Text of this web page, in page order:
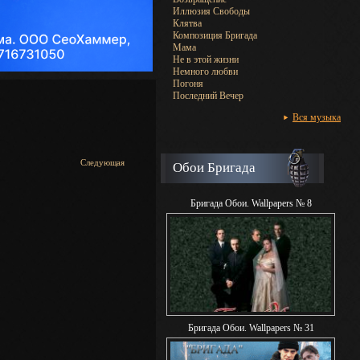
Следующая
Иллюзия Свободы
Клятва
Композиция Бригада
Мама
Не в этой жизни
Немного любви
Погоня
Последний Вечер
Вся музыка
Обои Бригада
Бригада Обои. Wallpapers № 8
Бригада Обои. Wallpapers № 31